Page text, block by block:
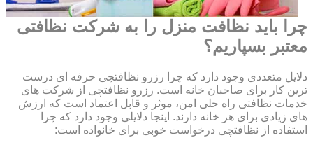
چرا باید نظافت منزل را به شرکت نظافتی
معتبر بسپاریم؟
دلایل متعددی وجود دارد که چرا رزرو نظافتچی حرفه ای درست
ترین کار برای صاحبان خانه است. رزرو نظافتچی از شرکت های
خدمات نظافتی راه حلی امن، موثر و قابل اعتماد است که ارزش
های زیادی برای هر خانه دارند. اینجا دلایلی وجود دارد که چرا
استفاده از نظافتچی درخواست خوبی برای خانواده است: